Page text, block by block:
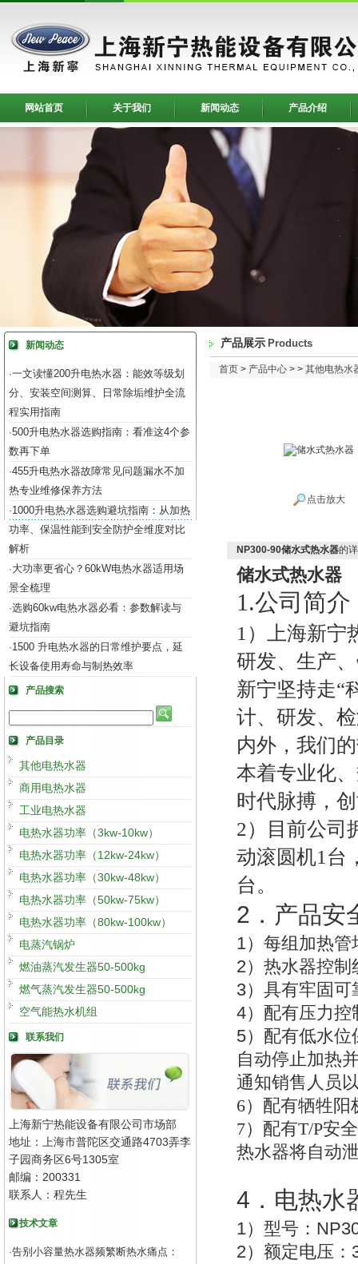
网站首页 关于我们 新闻动态 产品介绍
新闻动态
·一文读懂200升电热水器：能效等级划
分、安装空间测算、日常除垢维护全流
程实用指南
·500升电热水器选购指南：看准这4个参
数再下单
·455升电热水器故障常见问题漏水不加
热专业维修保养方法
·1000升电热水器选购避坑指南：从加热
功率、保温性能到安全防护全维度对比
解析
·大功率更省心？60kW电热水器适用场
景全梳理
·选购60kw电热水器必看：参数解读与
避坑指南
·1500 升电热水器的日常维护要点，延
长设备使用寿命与制热效率
产品搜索
产品目录
其他电热水器
商用电热水器
工业电热水器
电热水器功率（3kw-10kw）
电热水器功率（12kw-24kw）
电热水器功率（30kw-48kw）
电热水器功率（50kw-75kw）
电热水器功率（80kw-100kw）
电蒸汽锅炉
燃油蒸汽发生器50-500kg
燃气蒸汽发生器50-500kg
空气能热水机组
联系我们
上海新宁热能设备有限公司市场部
地址：上海市普陀区交通路4703弄李
子园商务区6号1305室
邮编：200331
联系人：程先生
技术文章
·告别小容量热水器频繁断热水痛点：
产品展示 Products
首页 > 产品中心 > > 其他电热水
点击放大
NP300-90储水式热水器的
储水式热水器
1.公司 简介
1） 上海新宁
研发、生产
新宁坚持走“
计、研发、
内外，我们的
本着专业化
时代脉搏，
2）目前公司
动滚圆机1台
台。
2 ．产品
1）每组加热管
2）热水器控制
3）具有牢固
4）配有压力
5）配有低水位
自动停止加热
通知销售人员
6）配有牺牲
7）配有T/P安
热水器将自动
4 ．电热
1）型号：
2）额定电压：